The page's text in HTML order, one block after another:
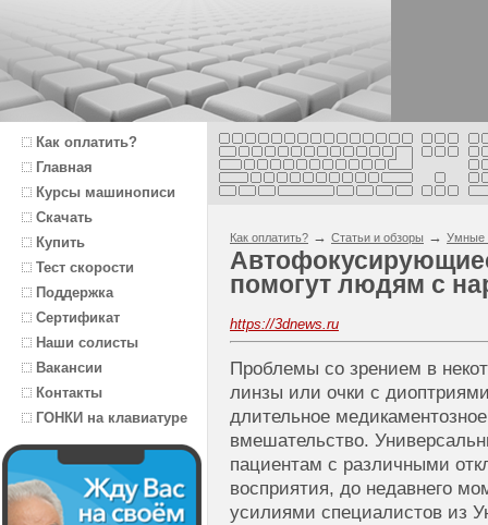
Как оплатить?
Главная
Курсы машинописи
Скачать
Купить
Тест скорости
Поддержка
Сертификат
Наши солисты
Вакансии
Контакты
ГОНКИ на клавиатуре
Как оплатить? → Статьи и обзоры → Умные
помогут людям с
https://3dnews.ru
Проблемы со зрением в
линзы или очки с
длительное
вмешательство.
пациентам с различными
восприятия, до недавнего
усилиями специалистов из